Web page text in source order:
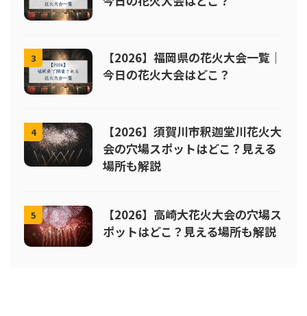
3
【2026】福岡県の花火大会一覧｜
今日の花火大会はどこ？
4
【2026】須賀川市釈迦堂川花火大
会の穴場スポットはどこ？見える
場所も解説
5
【2026】高崎大花火大会の穴場ス
ポットはどこ？見える場所も解説